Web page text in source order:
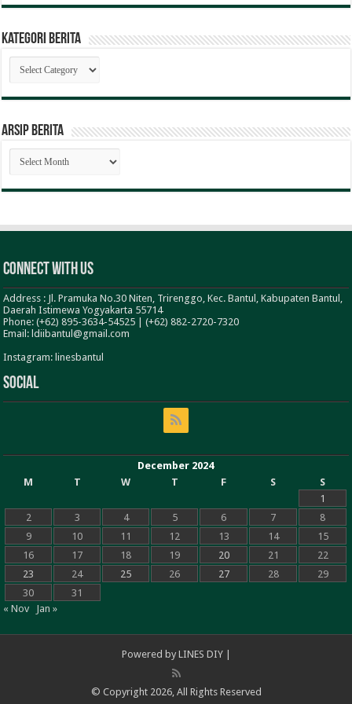
Kategori Berita
Kategori
Berita
ARSIP BERITA
ARSIP
BERITA
Connect With Us
Address : Jl. Pramuka No.30 Niten, Trirenggo, Kec. Bantul, Kabupaten Bantul,
Daerah Istimewa Yogyakarta 55714
Phone: (+62) 895-3634-54525 | (+62) 882-2720-7320
Email: ldiibantul@gmail.com
Instagram: linesbantul
Social
December 2024
M
T W T F S
S
1
2
3 4 5 6 7
8
9
10 11 12 13 14
15
16
17 18 19 20 21
22
23
24 25 26 27 28
29
30
31
« Nov
Jan »
Powered by LINES DIY|
© Copyright 2026, All Rights Reserved